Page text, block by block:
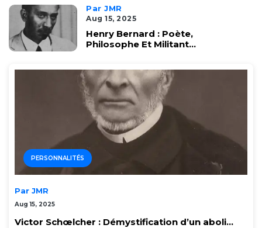
Par JMR
Aug 15, 2025
Henry Bernard : Poète,
Philosophe Et Militant...
PERSONNALITÉS
Par JMR
Aug 15, 2025
Victor Schœlcher : Démystification d’un aboli...